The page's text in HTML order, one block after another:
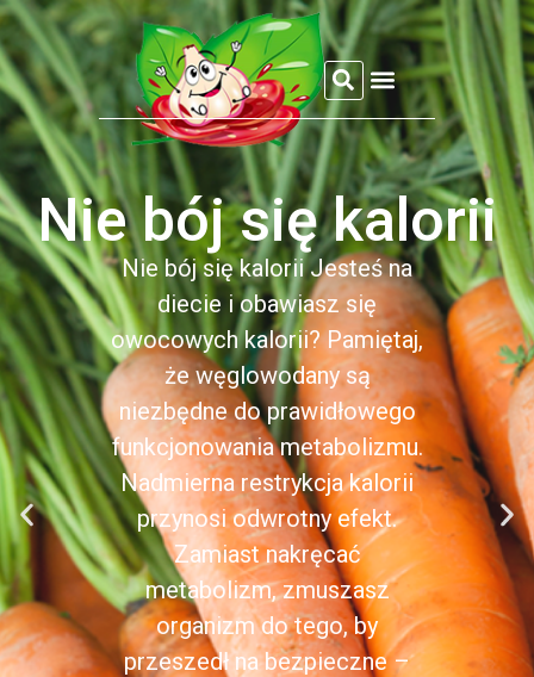
Nie bój się kalorii
Nie bój się kalorii Jesteś na
diecie i obawiasz się
owocowych kalorii? Pamiętaj,
że węglowodany są
niezbędne do prawidłowego
funkcjonowania metabolizmu.
Nadmierna restrykcja kalorii
przynosi odwrotny efekt.
Zamiast nakręcać
metabolizm, zmuszasz
organizm do tego, by
przeszedł na bezpieczne –